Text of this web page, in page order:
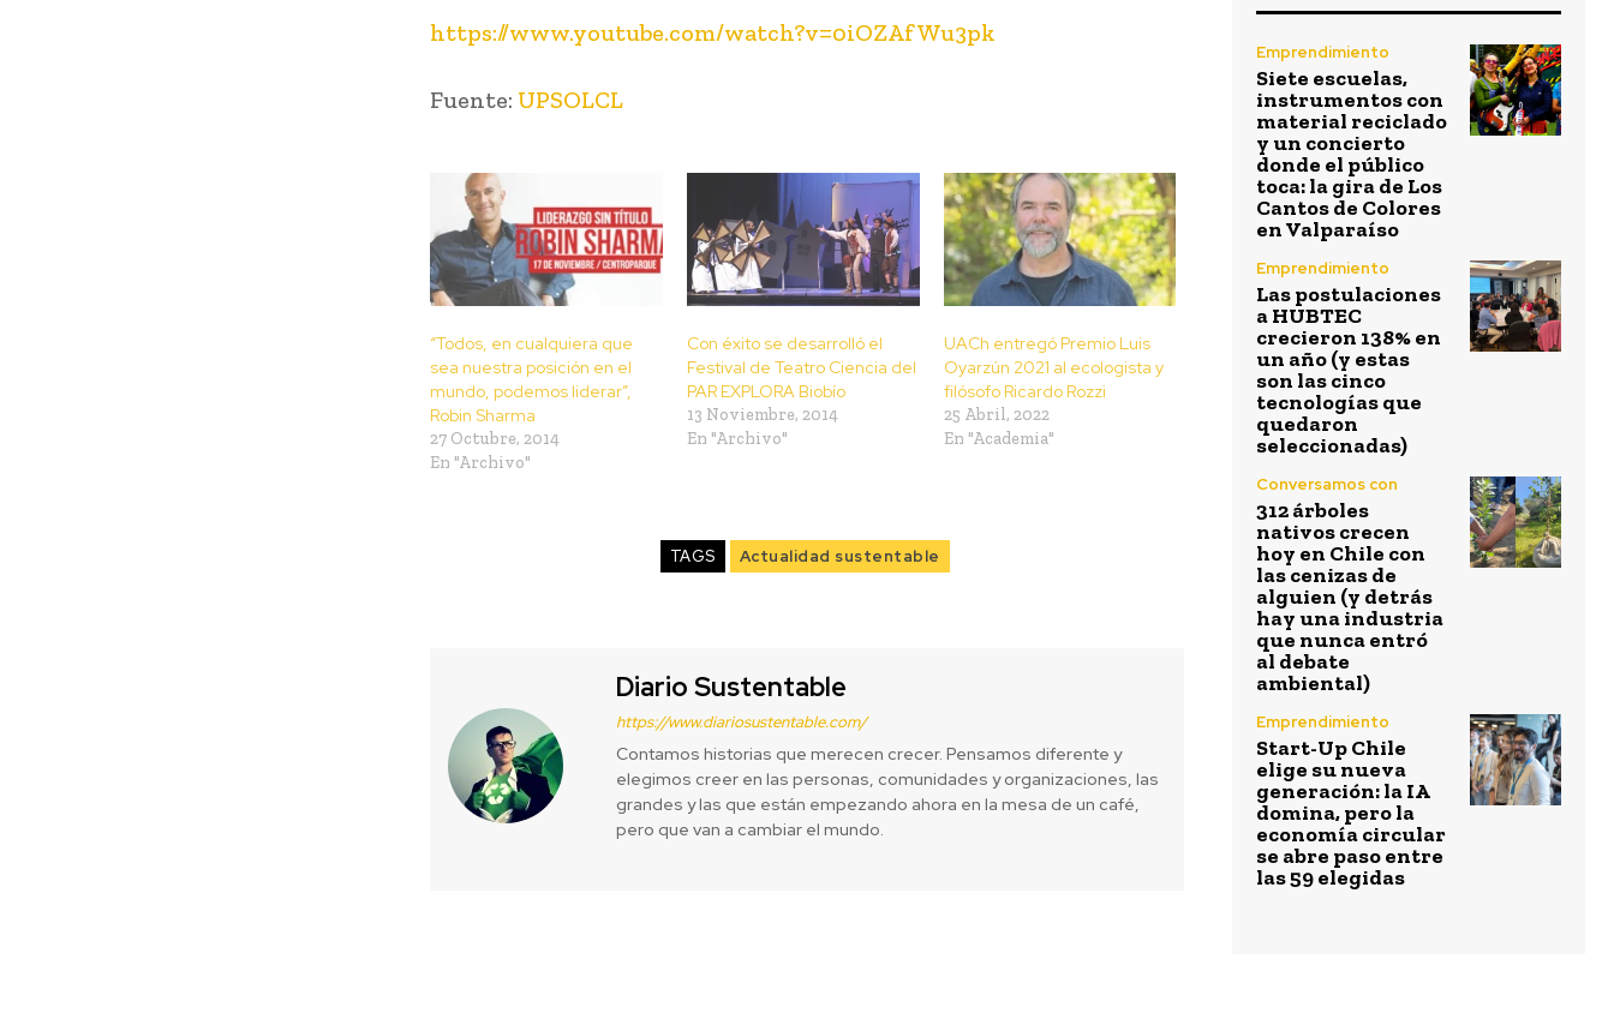
https://www.youtube.com/watch?v=0iOZAfWu3pk
Fuente: UPSOLCL
“Todos, en cualquiera que
sea nuestra posición en el
mundo, podemos liderar”,
Robin Sharma
27 Octubre, 2014
En "Archivo"
Con éxito se desarrolló el
Festival de Teatro Ciencia del
PAR EXPLORA Biobío
13 Noviembre, 2014
En "Archivo"
UACh entregó Premio Luis
Oyarzún 2021 al ecologista y
filósofo Ricardo Rozzi
25 Abril, 2022
En "Academia"
TAGS Actualidad sustentable
Diario Sustentable
https://www.diariosustentable.com/
Contamos historias que merecen crecer. Pensamos diferente y
elegimos creer en las personas, comunidades y organizaciones, las
grandes y las que están empezando ahora en la mesa de un café,
pero que van a cambiar el mundo.
Emprendimiento
Siete escuelas,
instrumentos con
material reciclado
y un concierto
donde el público
toca: la gira de Los
Cantos de Colores
en Valparaíso
Emprendimiento
Las postulaciones
a HUBTEC
crecieron 138% en
un año (y estas
son las cinco
tecnologías que
quedaron
seleccionadas)
Conversamos con
312 árboles
nativos crecen
hoy en Chile con
las cenizas de
alguien (y detrás
hay una industria
que nunca entró
al debate
ambiental)
Emprendimiento
Start-Up Chile
elige su nueva
generación: la IA
domina, pero la
economía circular
se abre paso entre
las 59 elegidas